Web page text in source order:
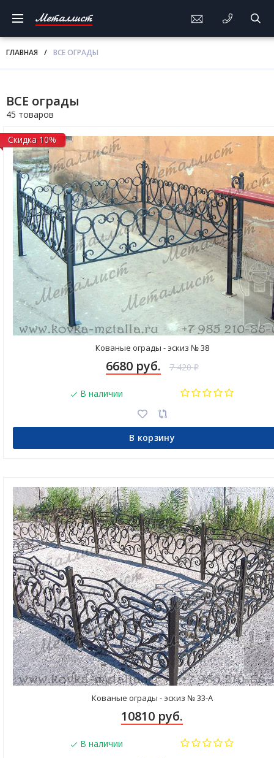
Металлист
ГЛАВНАЯ / ВСЕ ОГРАДЫ
ВСЕ ограды
45 товаров
Скидка 10%
Кованые ограды - эскиз № 38
6680 руб. 7 420₽
В наличии
В корзину
Кованые ограды - эскиз № 33-А
10810 руб.
В наличии